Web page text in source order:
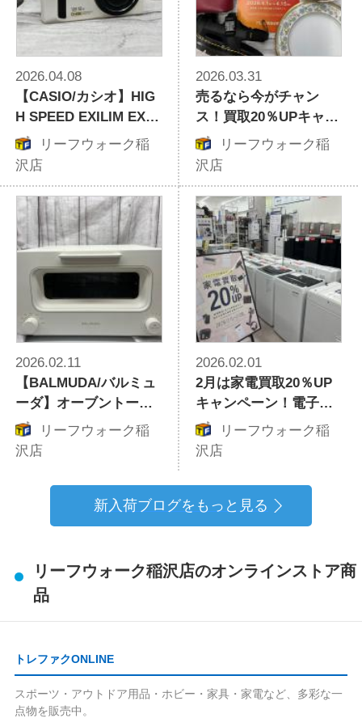
2026.04.08
【CASIO/カシオ】HIG
H SPEED EXILIM EX-Z
R100 のご紹介！！
リーフウォーク稲
沢店
2026.03.31
売るなら今がチャン
ス！買取20％UPキャン
ペーン！『トレファク
買取週間』開催致しま
リーフウォーク稲
沢店
2026.02.11
【BALMUDA/バルミュ
ーダ】オーブントース
ター K05A-WH のご紹
介！！
リーフウォーク稲
沢店
2026.02.01
2月は家電買取20％UP
キャンペーン！電子レ
ンジや季節家電、スマ
ートフォンなど、ぜひ
リーフウォーク稲
沢店
新入荷ブログをもっと見る
リーフウォーク稲沢店のオンラインストア商
品
トレファクONLINE
スポーツ・アウトドア用品・ホビー・家具・家電など、多彩な一
点物を販売中。